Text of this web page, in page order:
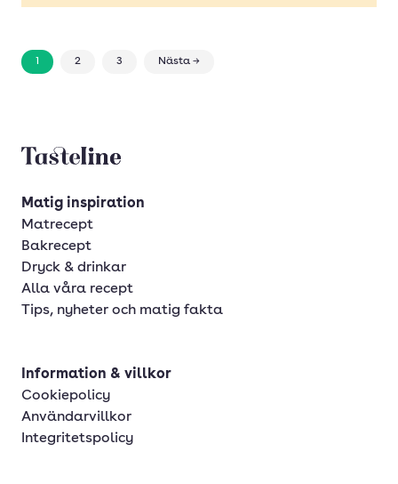
1 2 3 Nästa →
Tasteline startsida
Matig inspiration
Matrecept
Bakrecept
Dryck & drinkar
Alla våra recept
Tips, nyheter och matig fakta
Information & villkor
Cookiepolicy
Användarvillkor
Integritetspolicy